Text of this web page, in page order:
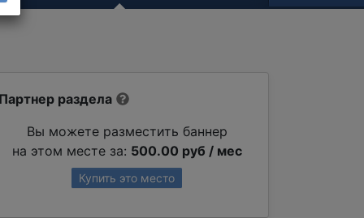
Партнер раздела
Вы можете разместить баннер
на этом месте за: 500.00 руб / мес
Купить это место